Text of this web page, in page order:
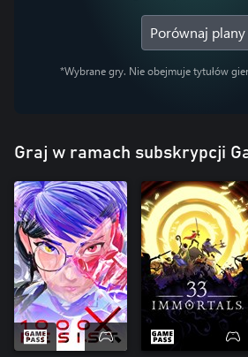
Porównaj plany
*Wybrane gry. Nie obejmuje tytułów
Graj w ramach subskrypcji